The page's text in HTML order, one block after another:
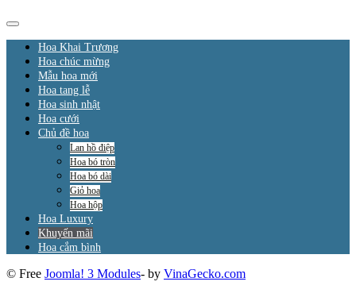
Hoa Khai Trương
Hoa chúc mừng
Mẫu hoa mới
Hoa tang lễ
Hoa sinh nhật
Hoa cưới
Chủ đề hoa
Lan hồ điệp
Hoa bó tròn
Hoa bó dài
Giỏ hoa
Hoa hộp
Hoa Luxury
Khuyến mãi
Hoa cắm bình
© Free Joomla! 3 Modules- by VinaGecko.com